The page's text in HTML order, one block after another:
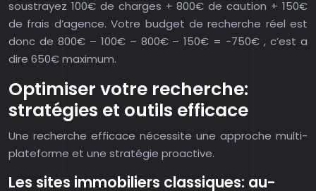
soustrayez 100€ de charges + 800€ de caution + 150€
de frais d’agence. Votre budget de recherche réel est
donc de 800€ – 100€ – 800€ – 150€ = -750€ , c’est a
dire 650€ maximum.
Optimiser votre recherche:
stratégies et outils efficace
Une recherche efficace nécessite une approche multi-
plateforme et une stratégie proactive.
Les sites immobiliers classiques: au-